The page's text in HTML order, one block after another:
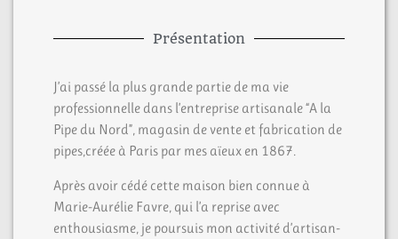
Présentation
J’ai passé la plus grande partie de ma vie
professionnelle dans l’entreprise artisanale “A la
Pipe du Nord”, magasin de vente et fabrication de
pipes,créée à Paris par mes aïeux en 1867.
Après avoir cédé cette maison bien connue à
Marie-Aurélie Favre, qui l’a reprise avec
enthousiasme, je poursuis mon activité d’artisan-